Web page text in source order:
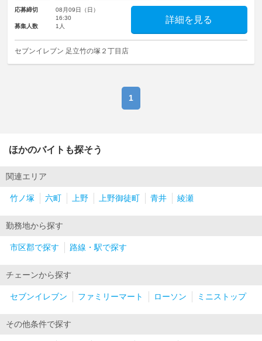
応募締切
08月09日（日）
16:30
募集人数
1人
詳細を見る
セブンイレブン 足立竹の塚２丁目店
1
ほかのバイトも探そう
関連エリア
竹ノ塚 六町 上野 上野御徒町 青井 綾瀬
勤務地から探す
市区郡で探す 路線・駅で探す
チェーンから探す
セブンイレブン ファミリーマート ローソン ミニストップ
その他条件で探す